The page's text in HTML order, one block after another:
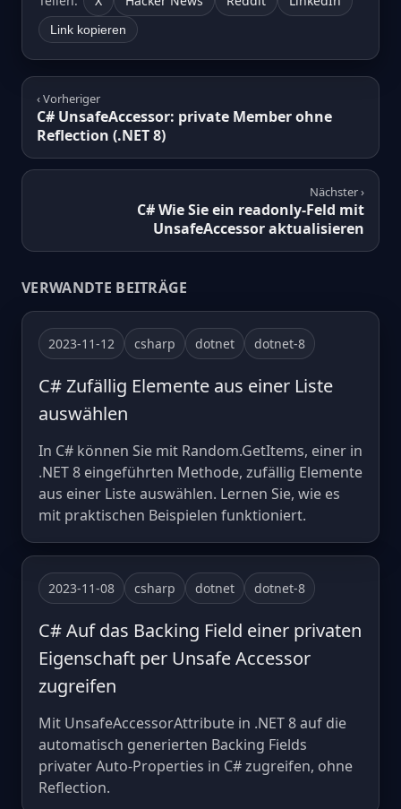
Link kopieren
‹ Vorheriger
C# UnsafeAccessor: private Member ohne
Reflection (.NET 8)
Nächster ›
C# Wie Sie ein readonly-Feld mit
UnsafeAccessor aktualisieren
VERWANDTE BEITRÄGE
2023-11-12 csharp dotnet dotnet-8
C# Zufällig Elemente aus einer Liste
auswählen
In C# können Sie mit Random.GetItems, einer in
.NET 8 eingeführten Methode, zufällig Elemente
aus einer Liste auswählen. Lernen Sie, wie es
mit praktischen Beispielen funktioniert.
2023-11-08 csharp dotnet dotnet-8
C# Auf das Backing Field einer privaten
Eigenschaft per Unsafe Accessor
zugreifen
Mit UnsafeAccessorAttribute in .NET 8 auf die
automatisch generierten Backing Fields
privater Auto-Properties in C# zugreifen, ohne
Reflection.